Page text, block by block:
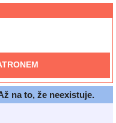
na to, že neexistuje.